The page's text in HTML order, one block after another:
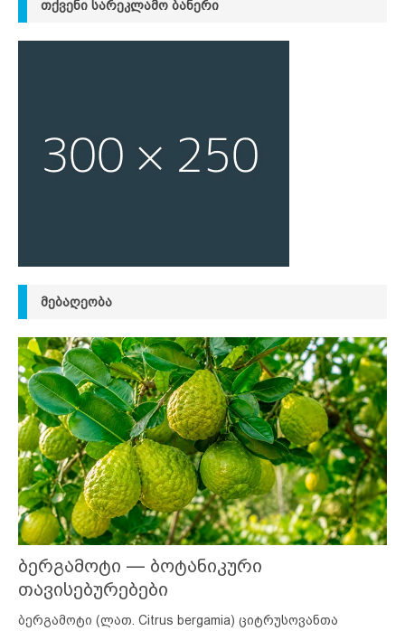
ᲗᲥᲕᲔᲜᲘ ᲡᲐᲠᲔᲙᲚᲐᲛᲝ ᲑᲐᲜᲔᲠᲘ
ᲛᲔᲑᲐᲦᲔᲝᲑᲐ
ბერგამოტი — ბოტანიკური
თავისებურებები
ბერგამოტი (ლათ. Citrus bergamia) ციტრუსოვანთა